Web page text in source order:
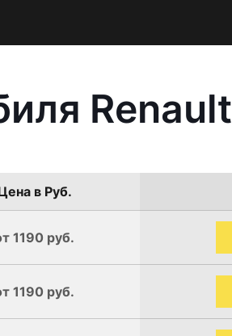
Renault
в Руб.
1190 руб.
1190 руб.